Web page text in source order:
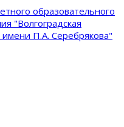
образовательного
"Волгоградская
имени П.А. Серебрякова"